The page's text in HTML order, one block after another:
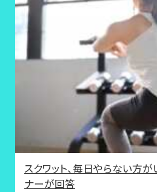
スクワット、毎日やらない方
ナーが回答